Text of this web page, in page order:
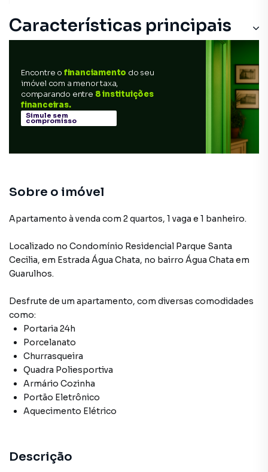
Características principais
Encontre o financiamento do seu
imóvel com a menor taxa,
comparando entre 8 instituições
financeiras.
Simule sem
compromisso
Sobre o imóvel
Apartamento à venda com 2 quartos, 1 vaga e 1 banheiro.
Localizado no Condomínio Residencial Parque Santa
Cecilia, em Estrada Água Chata, no bairro Água Chata em
Guarulhos.
Desfrute de um apartamento, com diversas comodidades
como:
Portaria 24h
Porcelanato
Churrasqueira
Quadra Poliesportiva
Armário Cozinha
Portão Eletrônico
Aquecimento Elétrico
Descrição